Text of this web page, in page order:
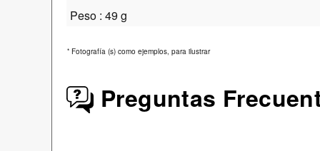
Peso : 49 g
* Fotografía (s) como ejemplos, para ilustrar
Preguntas